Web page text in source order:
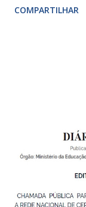
garantir o direito
crianças de zero
Municipais de
a 5 anos e 11
Educação
Indígena, e
COMPARTILHAR